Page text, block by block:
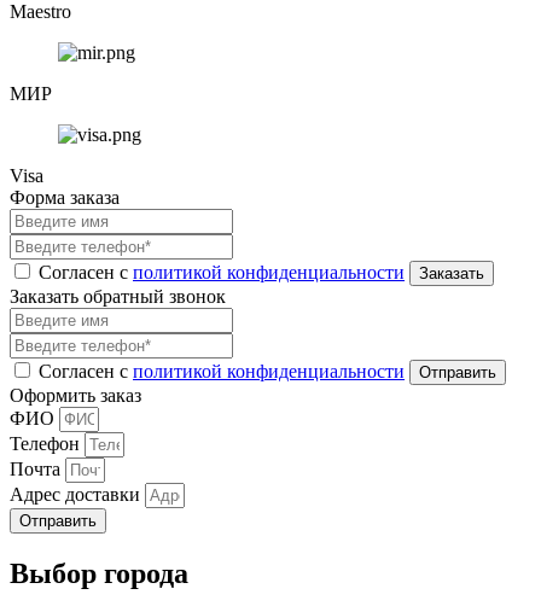
Maestro
МИР
Visa
Форма заказа
Согласен с политикой конфиденциальности
Заказать обратный звонок
Согласен с политикой конфиденциальности
Оформить заказ
ФИО
Телефон
Почта
Адрес доставки
Отправить
Выбор города